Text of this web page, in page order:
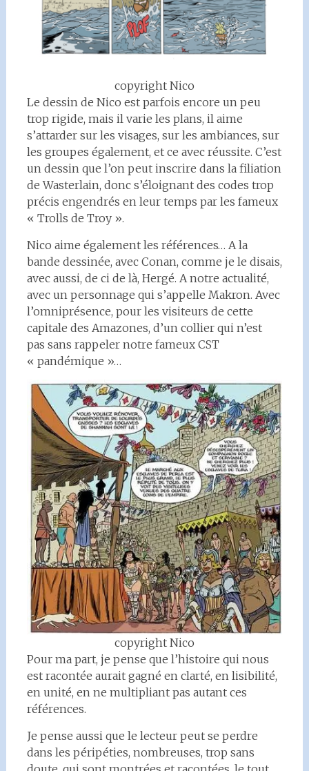
copyright Nico
Le dessin de Nico est parfois encore un peu
trop rigide, mais il varie les plans, il aime
s’attarder sur les visages, sur les ambiances, sur
les groupes également, et ce avec réussite. C’est
un dessin que l’on peut inscrire dans la filiation
de Wasterlain, donc s’éloignant des codes trop
précis engendrés en leur temps par les fameux
« Trolls de Troy ».
Nico aime également les références… A la
bande dessinée, avec Conan, comme je le disais,
avec aussi, de ci de là, Hergé. A notre actualité,
avec un personnage qui s’appelle Makron. Avec
l’omniprésence, pour les visiteurs de cette
capitale des Amazones, d’un collier qui n’est
pas sans rappeler notre fameux CST
« pandémique »…
copyright Nico
Pour ma part, je pense que l’histoire qui nous
est racontée aurait gagné en clarté, en lisibilité,
en unité, en ne multipliant pas autant ces
références.
Je pense aussi que le lecteur peut se perdre
dans les péripéties, nombreuses, trop sans